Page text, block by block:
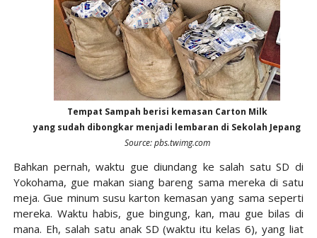
Tempat Sampah berisi kemasan Carton Milk
yang sudah dibongkar menjadi lembaran di Sekolah Jepang
Source: pbs.twimg.com
Bahkan pernah, waktu gue diundang ke salah satu SD di
Yokohama, gue makan siang bareng sama mereka di satu
meja. Gue minum susu karton kemasan yang sama seperti
mereka. Waktu habis, gue bingung, kan, mau gue bilas di
mana. Eh, salah satu anak SD (waktu itu kelas 6), yang liat